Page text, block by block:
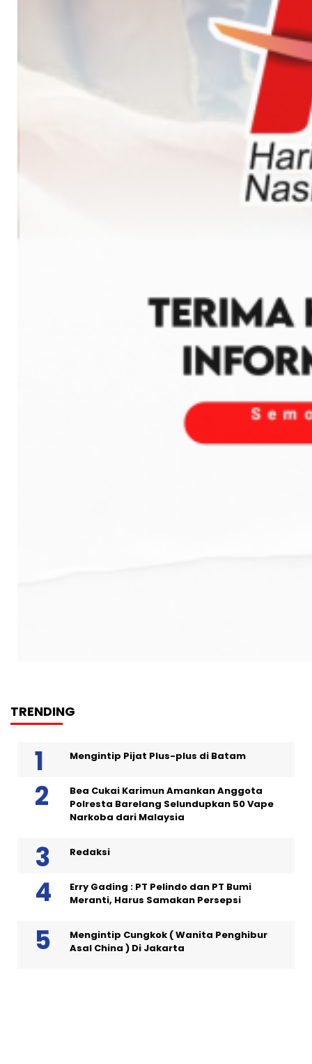
TRENDING
Mengintip Pijat Plus-plus di Batam
Bea Cukai Karimun Amankan Anggota
Polresta Barelang Selundupkan 50 Vape
Narkoba dari Malaysia
Redaksi
Erry Gading : PT Pelindo dan PT Bumi
Meranti, Harus Samakan Persepsi
Mengintip Cungkok ( Wanita Penghibur
Asal China ) Di Jakarta